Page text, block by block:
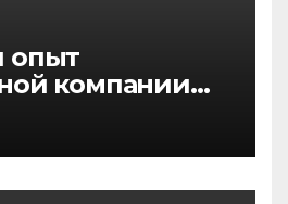
опыт
компании